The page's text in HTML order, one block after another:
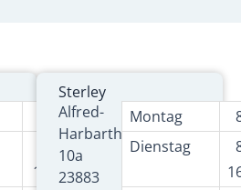
7:30 – 16:00 Uhr
7:30 – 13:00 Uhr
16:00 - 18:00 Uhr
Sterley
Alfred-
HarbarthStraße
10a
23883
Montag
Dienstag